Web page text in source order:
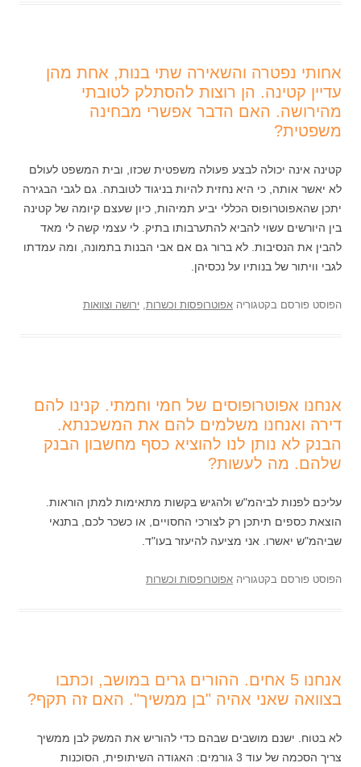
אחותי נפטרה והשאירה שתי בנות, אחת מהן
עדיין קטינה. הן רוצות להסתלק לטובתי
מהירושה. האם הדבר אפשרי מבחינה
משפטית?
קטינה אינה יכולה לבצע פעולה משפטית שכזו, ובית המשפט לעולם
לא יאשר אותה, כי היא נחזית להיות בניגוד לטובתה. גם לגבי הבגירה
יתכן שהאפוטרופוס הכללי יביע תמיהות, כיון שעצם קיומה של קטינה
בין היורשים עשוי להביא להתערבותו בתיק. לי עצמי קשה לי מאד
להבין את הנסיבות. לא ברור גם אם אבי הבנות בתמונה, ומה עמדתו
לגבי וויתור של בנותיו על נכסיהן.
הפוסט פורסם בקטגוריה אפוטרופסות וכשרות, ירושה וצוואות
אנחנו אפוטרופוסים של חמי וחמתי. קנינו להם
דירה ואנחנו משלמים להם את המשכנתא.
הבנק לא נותן לנו להוציא כסף מחשבון הבנק
שלהם. מה לעשות?
עליכם לפנות לביהמ"ש ולהגיש בקשות מתאימות למתן הוראות.
הוצאת כספים תיתכן רק לצורכי החסויים, או כשכר לכם, בתנאי
שביהמ"ש יאשרו. אני מציעה להיעזר בעו"ד.
הפוסט פורסם בקטגוריה אפוטרופסות וכשרות
אנחנו 5 אחים. ההורים גרים במושב, וכתבו
בצוואה שאני אהיה "בן ממשיך". האם זה תקף?
לא בטוח. ישנם מושבים שבהם כדי להוריש את המשק לבן ממשיך
צריך הסכמה של עוד 3 גורמים: האגודה השיתופית, הסוכנות